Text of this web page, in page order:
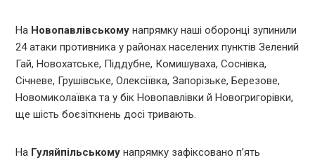
На Новопавлівському напрямку наші оборонці зупинили
24 атаки противника у районах населених пунктів Зелений
Гай, Новохатське, Піддубне, Комишуваха, Соснівка,
Січневе, Грушівське, Олексіївка, Запорізьке, Березове,
Новомиколаївка та у бік Новопавлівки й Новогригорівки,
ще шість боєзіткнень досі тривають.
На Гуляйпільському напрямку зафіксовано п’ять